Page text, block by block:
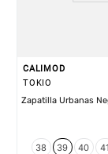
CALIMOD
TOKIO
Zapatilla Urbanas
38 39 40 41